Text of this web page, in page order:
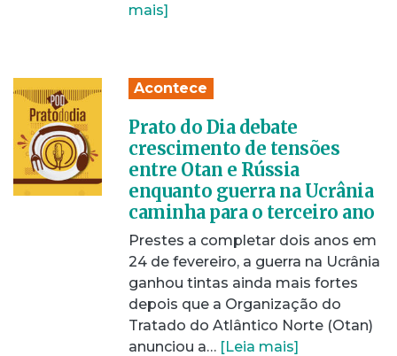
mais]
Acontece
Prato do Dia debate
crescimento de tensões
entre Otan e Rússia
enquanto guerra na Ucrânia
caminha para o terceiro ano
Prestes a completar dois anos em
24 de fevereiro, a guerra na Ucrânia
ganhou tintas ainda mais fortes
depois que a Organização do
Tratado do Atlântico Norte (Otan)
anunciou a… [Leia mais]